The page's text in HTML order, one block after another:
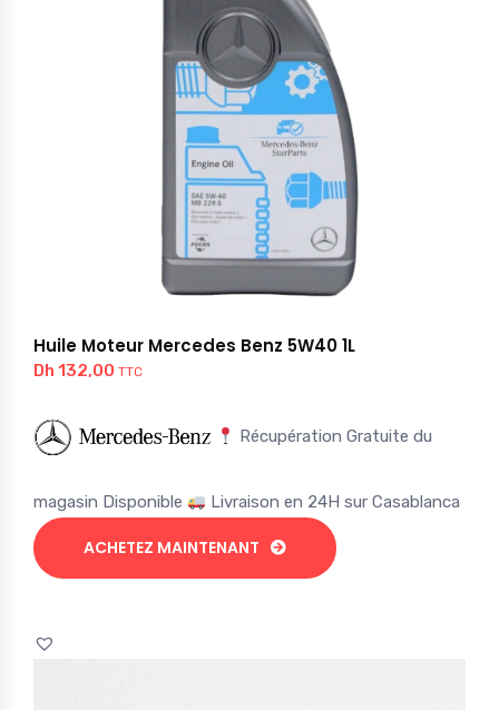
Huile Moteur Mercedes Benz 5W40 1L
Dh 132,00 TTC
Récupération Gratuite du
magasin Disponible Livraison en 24H sur Casablanca
ACHETEZ MAINTENANT